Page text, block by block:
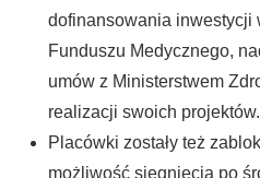
dofinansowania inwestycji
Funduszu Medycznego,
umów z Ministerstwem
realizacji swoich projektów.
Placówki zostały też
możliwość sięgnięcia po